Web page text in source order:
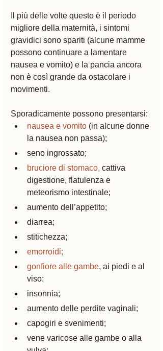
Il più delle volte questo è il periodo
migliore della maternità, i sintomi
gravidici sono spariti (alcune mamme
possono continuare a lamentare
nausea e vomito) e la pancia ancora
non è così grande da ostacolare i
movimenti.
Sporadicamente possono presentarsi:
nausea e vomito (in alcune donne
la nausea non passa);
seno ingrossato;
bruciore di stomaco, cattiva
digestione, flatulenza e
meteorismo intestinale;
aumento dell’appetito;
diarrea;
stitichezza;
emorroidi;
gonfiore alle gambe, ai piedi e al
viso;
insonnia;
aumento delle perdite vaginali;
capogiri e svenimenti;
vene varicose alle gambe o alla